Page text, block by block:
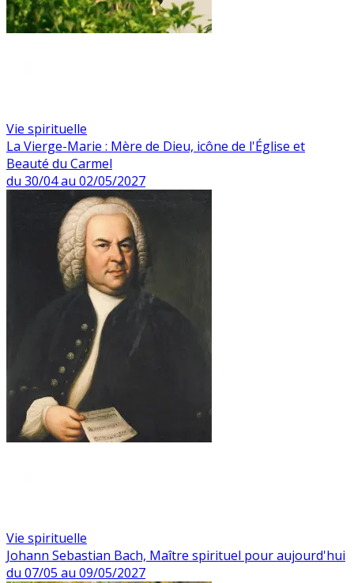
Vie spirituelle
La Vierge-Marie : Mère de Dieu, icône de l'Église et
Beauté du Carmel
du 30/04 au 02/05/2027
Vie spirituelle
Johann Sebastian Bach, Maître spirituel pour aujourd'hui
du 07/05 au 09/05/2027